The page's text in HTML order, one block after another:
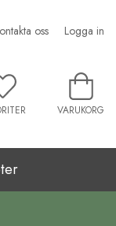
oss Logga in
VARUKORG